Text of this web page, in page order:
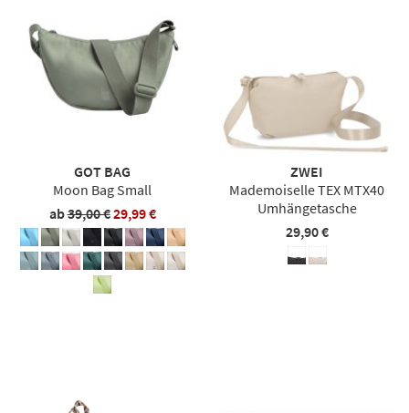
GOT BAG
Moon Bag Small
ab39,00 €29,99 €
ZWEI
Mademoiselle TEX MTX40
Umhängetasche
29,90 €